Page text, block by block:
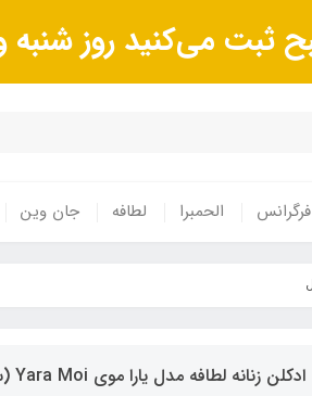
فرگرانس الحمبرا لطافه جان وین
ادکلن زنانه لطافه مدل یارا موی Yara Moi (سفید) ١٠٠ میل